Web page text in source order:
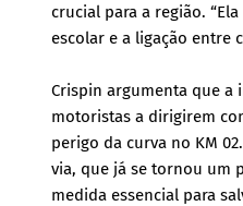
crucial para a região.
escolar e a ligação entre
Crispin argumenta que a
motoristas a dirigirem
perigo da curva no KM
via, que já se tornou um
medida essencial para